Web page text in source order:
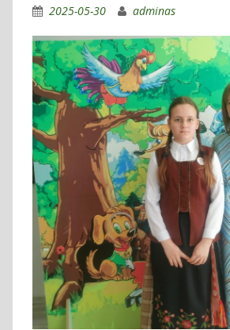
2025-05-30 adminas